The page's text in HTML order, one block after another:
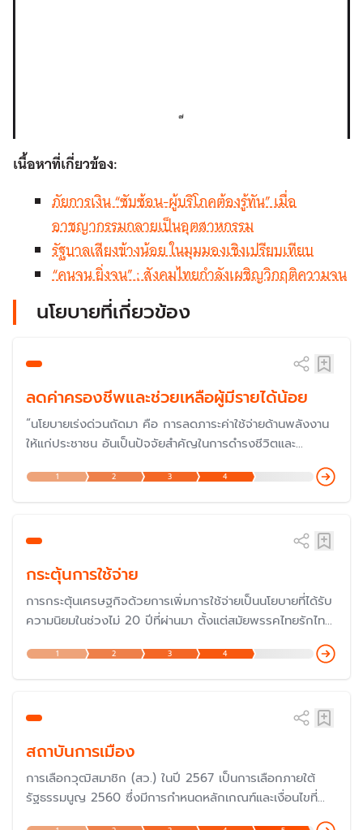
เนื้อหาที่เกี่ยวข้อง:
ภัยการเงิน “ซับซ้อน-ผู้บริโภคต้องรู้ทัน” เมื่อ
อาชญากรรมกลายเป็นอุตสาหกรรม
รัฐบาลเสียงข้างน้อย ในมุมมองเชิงเปรียบเทียบ
“คนจน ยิ่งจน” : สังคมไทยกำลังเผชิญวิกฤติความจน
นโยบายที่เกี่ยวข้อง
ลดค่าครองชีพและช่วยเหลือผู้มีรายได้น้อย
“นโยบายเร่งด่วนถัดมา คือ การลดภาระค่าใช้จ่ายด้านพลังงาน
ให้แก่ประชาชน อันเป็นปัจจัยสำคัญในการดำรงชีวิตและ
พลังงาน ทั้งค่าไฟฟ้า ค่าก๊าซหุงต้ม และค่าน้ำมันเชื้อเพลิงให้อยู่
ในระดับที่เหมาะสมในทันที" - คำแถลงนโยบายของนายก
1 2 3 4
กระตุ้นการใช้จ่าย
การกระตุ้นเศรษฐกิจด้วยการเพิ่มการใช้จ่ายเป็นนโยบายที่ได้รับ
ความนิยมในช่วงไม่ 20 ปีที่ผ่านมา ตั้งแต่สมัยพรรคไทยรักไทย
แม้ว่าจะถูกวิพากษ์วิจารณ์ในเรื่องความสมเหตุสมผล ที่ผ่านมา
รัฐบาลอาจกระตุ้นด้วยมาตรการ "ลดหย่อนภาษี" "แจกเงินเข้า
บัญโดยตรง" หรือ ออกเงินให้บางส่วน เช่น "คนละครึ่ง"
1 2 3 4
สถาบันการเมือง
การเลือกวุฒิสมาชิก (สว.) ในปี 2567 เป็นการเลือกภายใต้
รัฐธรรมนูญ 2560 ซึ่งมีการกำหนดหลักเกณฑ์และเงื่อนไขที่
แตกต่างไปจากรัฐธรรมนูญก่อนหน้านั้น แม้ว่าจะมีเจตนารมณ์